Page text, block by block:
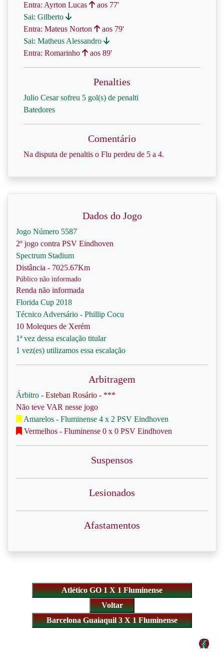
Entra: Ayrton Lucas
aos 77'
Sai: Gilberto
Entra: Mateus Norton
aos 79'
Sai: Matheus Alessandro
Entra: Romarinho
aos 89'
Penalties
Julio Cesar sofreu 5 gol(s) de penalti
Batedores
Comentário
Na disputa de penaltis o Flu perdeu de 5 a 4.
Dados do Jogo
Jogo Número 5587
2º jogo contra PSV Eindhoven
Spectrum Stadium
Distância - 7025.67Km
Público não informado
Renda não informada
Florida Cup 2018
Técnico Adversário - Phillip Cocu
10 Moleques de Xerém
1ª vez dessa escalação titular
1 vez(es) utilizamos essa escalação
Arbitragem
Árbitro - Esteban Rosário - ***
Não teve VAR nesse jogo
Amarelos - Fluminense 4 x 2 PSV Eindhoven
Vermelhos - Fluminense 0 x 0 PSV Eindhoven
Suspensos
Lesionados
Afastamentos